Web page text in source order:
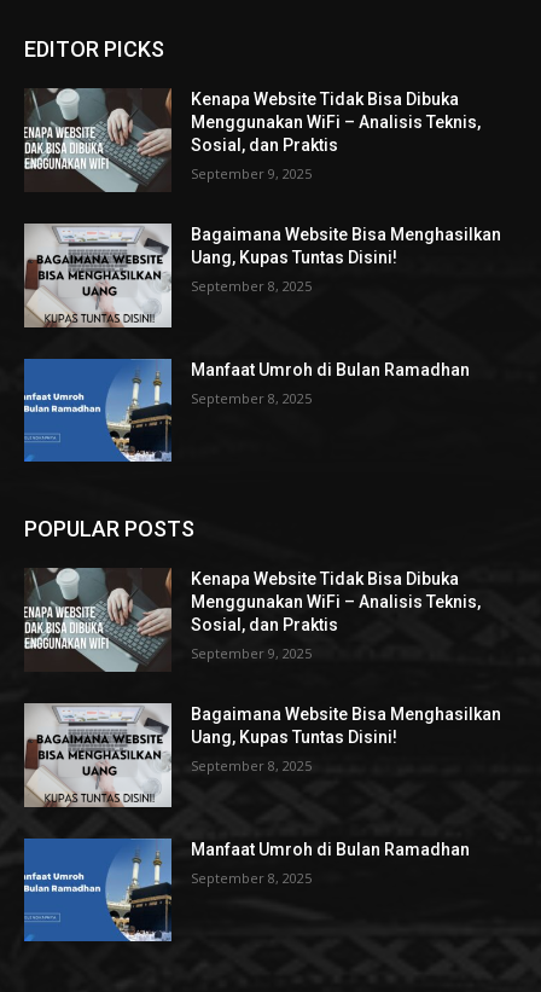
EDITOR PICKS
Kenapa Website Tidak Bisa Dibuka
Menggunakan WiFi – Analisis Teknis,
Sosial, dan Praktis
September 9, 2025
Bagaimana Website Bisa Menghasilkan
Uang, Kupas Tuntas Disini!
September 8, 2025
Manfaat Umroh di Bulan Ramadhan
September 8, 2025
POPULAR POSTS
Kenapa Website Tidak Bisa Dibuka
Menggunakan WiFi – Analisis Teknis,
Sosial, dan Praktis
September 9, 2025
Bagaimana Website Bisa Menghasilkan
Uang, Kupas Tuntas Disini!
September 8, 2025
Manfaat Umroh di Bulan Ramadhan
September 8, 2025